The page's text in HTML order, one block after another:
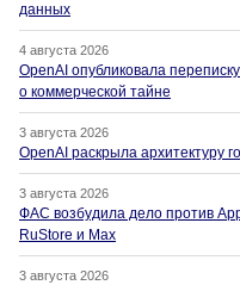
данных
4 августа 2026
OpenAI опубликовала
о коммерческой тайне
3 августа 2026
OpenAI раскрыла архитектуру
3 августа 2026
ФАС возбудила дело против
RuStore и Max
3 августа 2026